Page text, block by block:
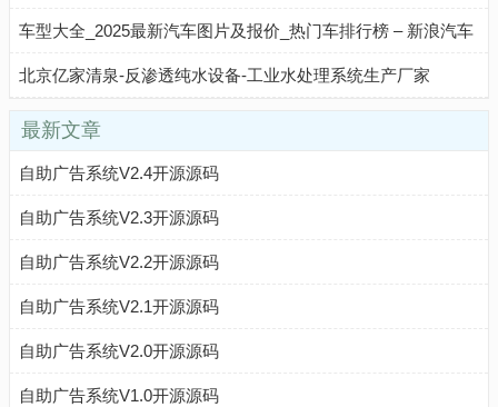
车型大全_2025最新汽车图片及报价_热门车排行榜 – 新浪汽车
北京亿家清泉-反渗透纯水设备-工业水处理系统生产厂家
最新文章
自助广告系统V2.4开源源码
自助广告系统V2.3开源源码
自助广告系统V2.2开源源码
自助广告系统V2.1开源源码
自助广告系统V2.0开源源码
自助广告系统V1.0开源源码